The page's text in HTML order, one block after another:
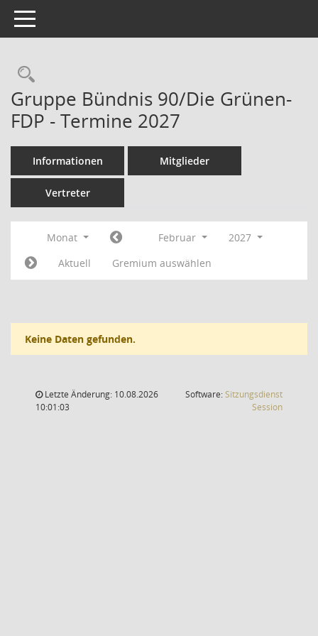
Toggle navigation
Rechercheauswahl
Gruppe Bündnis 90/Die Grünen-
FDP - Termine 2027
Informationen Mitglieder
Vertreter
Monat Februar
2027
Aktuell
Gremium auswählen
Keine Daten gefunden.
Letzte Änderung: 10.08.2026
10:01:03
Software:Sitzungsdienst
Session(Wird in